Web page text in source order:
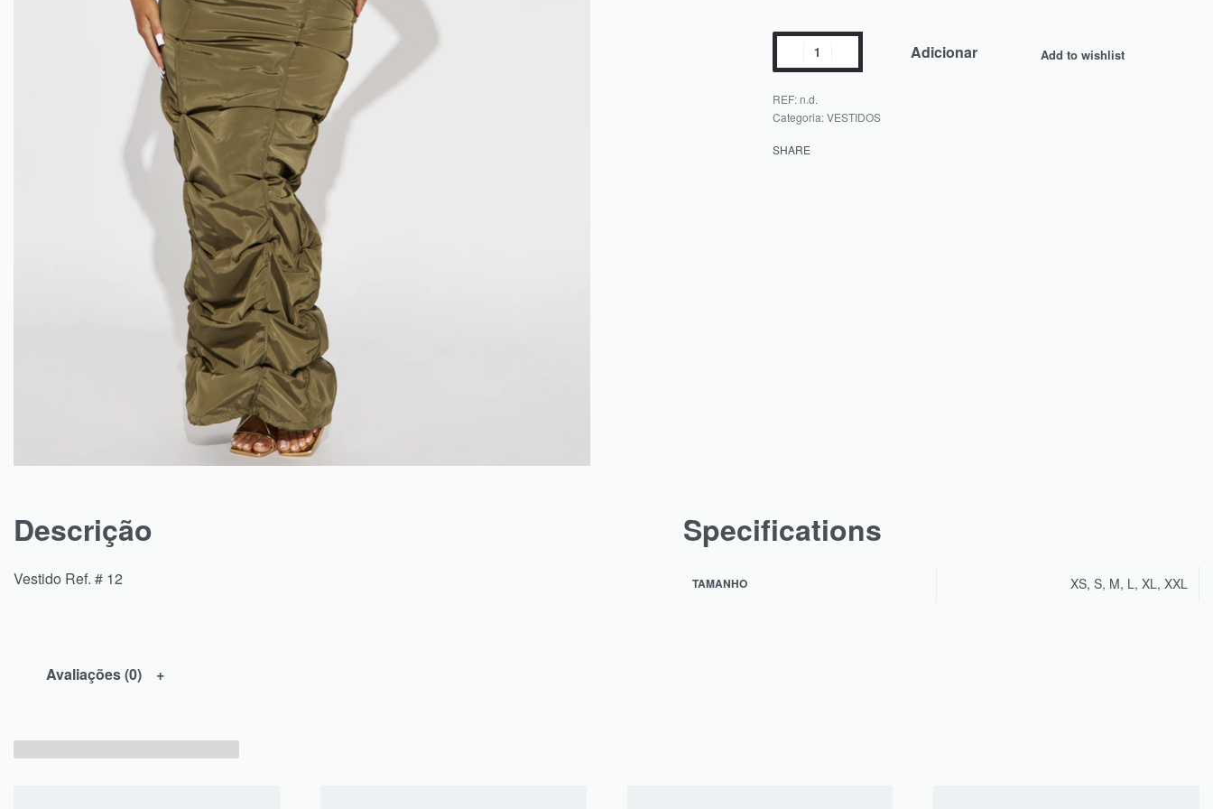
Adicionar Add to wishlist
REF:n.d.
Categoria:VESTIDOS
SHARE
Descrição
Vestido Ref. # 12
Specifications
TAMANHO XS, S, M, L, XL, XXL
Avaliações (0)